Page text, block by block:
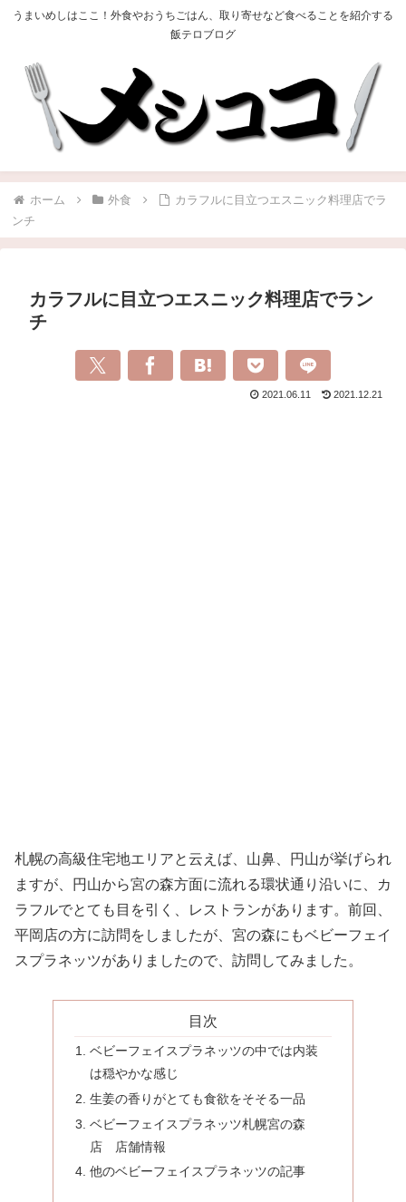
うまいめしはここ！外食やおうちごはん、取り寄せなど食べることを紹介する
飯テロブログ
ホーム 外食
カラフルに目立つエスニック料理店でラ
ンチ
カラフルに目立つエスニック料理店でラン
チ
2021.06.11 2021.12.21
札幌の高級住宅地エリアと云えば、山鼻、円山が挙げられ
ますが、円山から宮の森方面に流れる環状通り沿いに、カ
ラフルでとても目を引く、レストランがあります。前回、
平岡店の方に訪問をしましたが、宮の森にもベビーフェイ
スプラネッツがありましたので、訪問してみました。
目次
ベビーフェイスプラネッツの中では内装
は穏やかな感じ
生姜の香りがとても食欲をそそる一品
ベビーフェイスプラネッツ札幌宮の森
店 店舗情報
他のベビーフェイスプラネッツの記事